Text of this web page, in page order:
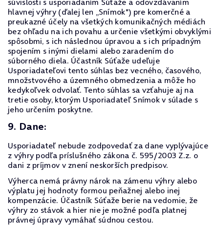
hlavnej výhry (ďalej len „Snímok") pre komerčné a
preukazné účely na všetkých komunikačných médiách
bez ohľadu na ich povahu a určenie všetkými obvyklými
spôsobmi, s ich následnou úpravou a s ich prípadným
spojením s inými dielami alebo zaradením do
súborného diela. Účastník Súťaže udeľuje
Usporiadateľovi tento súhlas bez vecného, časového,
množstvového a územného obmedzenia a môže ho
kedykoľvek odvolať. Tento súhlas sa vzťahuje aj na
tretie osoby, ktorým Usporiadateľ Snímok v súlade s
jeho určením poskytne.
9. Dane:
Usporiadateľ nebude zodpovedať za dane vyplývajúce
z výhry podľa príslušného zákona č. 595/2003 Z.z. o
dani z príjmov v znení neskorších predpisov.
Výherca nemá právny nárok na zámenu výhry alebo
výplatu jej hodnoty formou peňažnej alebo inej
kompenzácie. Účastník Súťaže berie na vedomie, že
výhry zo stávok a hier nie je možné podľa platnej
právnej úpravy vymáhať súdnou cestou.